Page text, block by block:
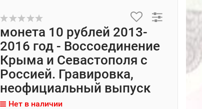
монета 10 рублей 2013-
2016 год - Воссоединение
Крыма и Севастополя с
Россией. Гравировка,
неофициальный выпуск
Нет в наличии